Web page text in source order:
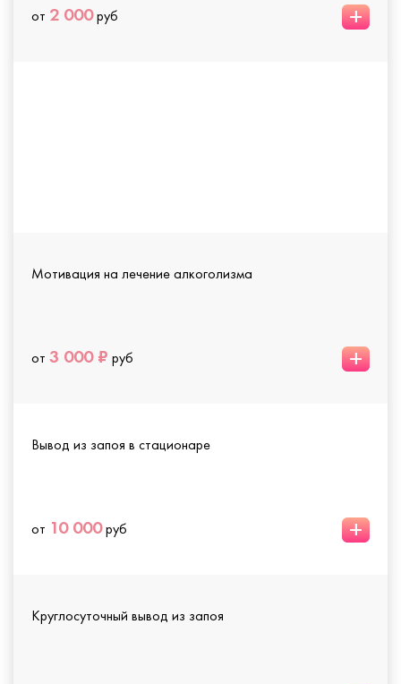
от 2 000руб +
Мотивация на лечение алкоголизма
от 3 000 ₽ руб +
Вывод из запоя в стационаре
от 10 000руб +
Круглосуточный вывод из запоя